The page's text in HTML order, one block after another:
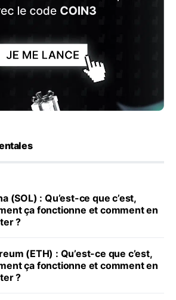
(SOL) : Qu’est-ce que c’est,
ça fonctionne et comment en
?
(ETH) : Qu’est-ce que c’est,
ça fonctionne et comment en
?